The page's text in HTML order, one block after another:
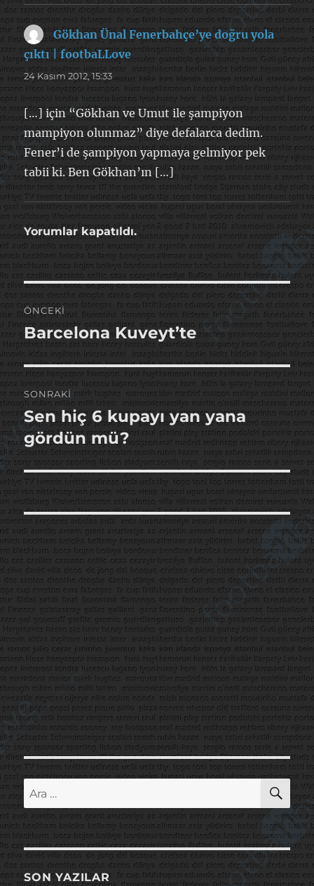
Gökhan Ünal Fenerbahçe’ye doğru yola
çıktı | footbaLLovededi
ki:
24 Kasım 2012, 15:33
[…] için “Gökhan ve Umut ile şampiyon
mampiyon olunmaz” diye defalarca dedim.
Fener’i de şampiyon yapmaya gelmiyor pek
tabii ki. Ben Gökhan’ın […]
Yorumlar kapatıldı.
Yazı
gezinmesi
ÖNCEKI
Önceki
yazı:
Barcelona Kuveyt’te
SONRAKI
Sonraki
yazı:
Sen hiç 6 kupayı yan yana
gördün mü?
Ara:
SON YAZILAR